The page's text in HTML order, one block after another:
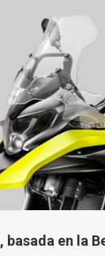
basada en la